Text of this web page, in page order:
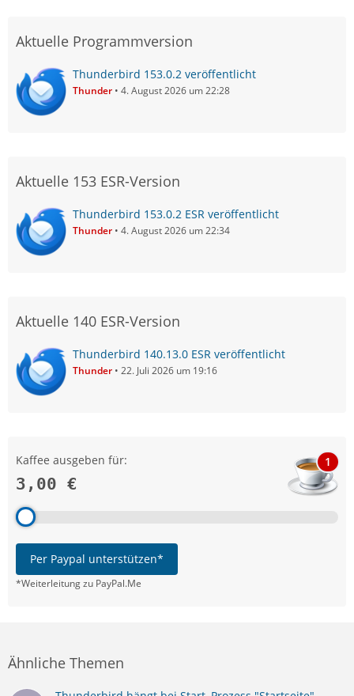
Aktuelle Programmversion
Thunderbird 153.0.2 veröffentlicht
Thunder 4. August 2026 um 22:28
Aktuelle 153 ESR-Version
Thunderbird 153.0.2 ESR veröffentlicht
Thunder 4. August 2026 um 22:34
Aktuelle 140 ESR-Version
Thunderbird 140.13.0 ESR veröffentlicht
Thunder 22. Juli 2026 um 19:16
Kaffee ausgeben für:
3,00 €
1
Per Paypal unterstützen*
*Weiterleitung zu PayPal.Me
Ähnliche Themen